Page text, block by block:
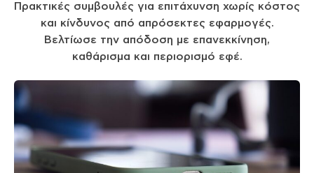
Πρακτικές συμβουλές για επιτάχυνση χωρίς κόστος
και κίνδυνος από απρόσεκτες εφαρμογές.
Βελτίωσε την απόδοση με επανεκκίνηση,
καθάρισμα και περιορισμό εφέ.